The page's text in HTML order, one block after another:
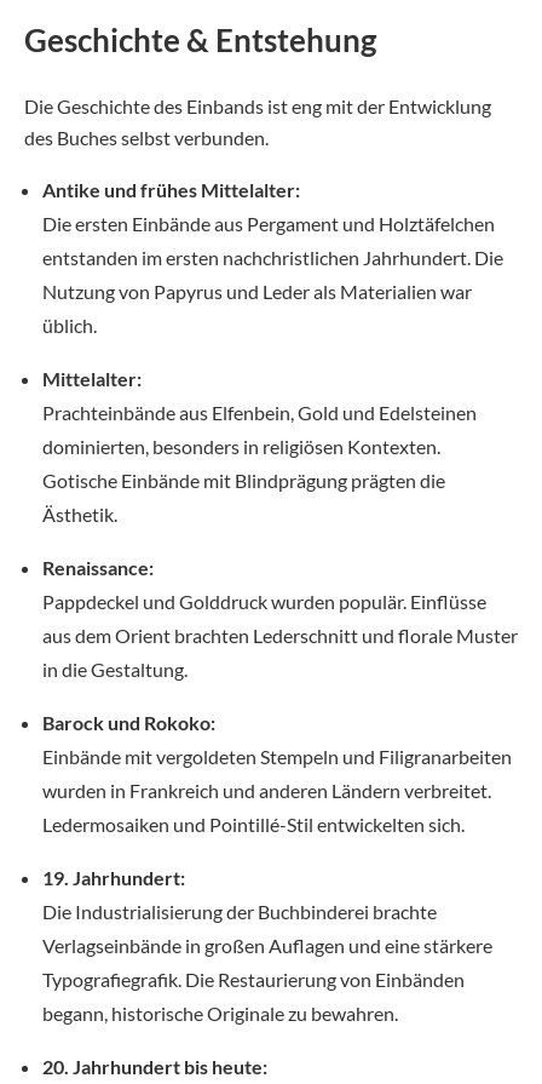
Geschichte & Entstehung
Die Geschichte des Einbands ist eng mit der Entwicklung
des Buches selbst verbunden.
Antike und frühes Mittelalter:
Die ersten Einbände aus Pergament und Holztäfelchen
entstanden im ersten nachchristlichen Jahrhundert. Die
Nutzung von Papyrus und Leder als Materialien war
üblich.
Mittelalter:
Prachteinbände aus Elfenbein, Gold und Edelsteinen
dominierten, besonders in religiösen Kontexten.
Gotische Einbände mit Blindprägung prägten die
Ästhetik.
Renaissance:
Pappdeckel und Golddruck wurden populär. Einflüsse
aus dem Orient brachten Lederschnitt und florale Muster
in die Gestaltung.
Barock und Rokoko:
Einbände mit vergoldeten Stempeln und Filigranarbeiten
wurden in Frankreich und anderen Ländern verbreitet.
Ledermosaiken und Pointillé-Stil entwickelten sich.
19. Jahrhundert:
Die Industrialisierung der Buchbinderei brachte
Verlagseinbände in großen Auflagen und eine stärkere
Typografiegrafik. Die Restaurierung von Einbänden
begann, historische Originale zu bewahren.
20. Jahrhundert bis heute: